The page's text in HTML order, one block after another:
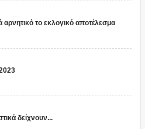
αρνητικό το εκλογικό αποτέλεσμα
δείχνουν...